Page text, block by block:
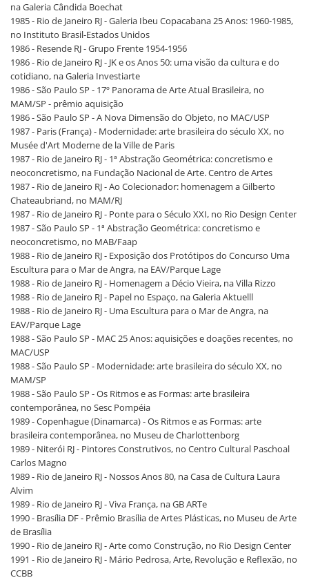
na Galeria Cândida Boechat
1985 - Rio de Janeiro RJ - Galeria Ibeu Copacabana 25 Anos: 1960-1985,
no Instituto Brasil-Estados Unidos
1986 - Resende RJ - Grupo Frente 1954-1956
1986 - Rio de Janeiro RJ - JK e os Anos 50: uma visão da cultura e do
cotidiano, na Galeria Investiarte
1986 - São Paulo SP - 17º Panorama de Arte Atual Brasileira, no
MAM/SP - prêmio aquisição
1986 - São Paulo SP - A Nova Dimensão do Objeto, no MAC/USP
1987 - Paris (França) - Modernidade: arte brasileira do século XX, no
Musée d'Art Moderne de la Ville de Paris
1987 - Rio de Janeiro RJ - 1ª Abstração Geométrica: concretismo e
neoconcretismo, na Fundação Nacional de Arte. Centro de Artes
1987 - Rio de Janeiro RJ - Ao Colecionador: homenagem a Gilberto
Chateaubriand, no MAM/RJ
1987 - Rio de Janeiro RJ - Ponte para o Século XXI, no Rio Design Center
1987 - São Paulo SP - 1ª Abstração Geométrica: concretismo e
neoconcretismo, no MAB/Faap
1988 - Rio de Janeiro RJ - Exposição dos Protótipos do Concurso Uma
Escultura para o Mar de Angra, na EAV/Parque Lage
1988 - Rio de Janeiro RJ - Homenagem a Décio Vieira, na Villa Rizzo
1988 - Rio de Janeiro RJ - Papel no Espaço, na Galeria Aktuelll
1988 - Rio de Janeiro RJ - Uma Escultura para o Mar de Angra, na
EAV/Parque Lage
1988 - São Paulo SP - MAC 25 Anos: aquisições e doações recentes, no
MAC/USP
1988 - São Paulo SP - Modernidade: arte brasileira do século XX, no
MAM/SP
1988 - São Paulo SP - Os Ritmos e as Formas: arte brasileira
contemporânea, no Sesc Pompéia
1989 - Copenhague (Dinamarca) - Os Ritmos e as Formas: arte
brasileira contemporânea, no Museu de Charlottenborg
1989 - Niterói RJ - Pintores Construtivos, no Centro Cultural Paschoal
Carlos Magno
1989 - Rio de Janeiro RJ - Nossos Anos 80, na Casa de Cultura Laura
Alvim
1989 - Rio de Janeiro RJ - Viva França, na GB ARTe
1990 - Brasília DF - Prêmio Brasília de Artes Plásticas, no Museu de Arte
de Brasília
1990 - Rio de Janeiro RJ - Arte como Construção, no Rio Design Center
1991 - Rio de Janeiro RJ - Mário Pedrosa, Arte, Revolução e Reflexão, no
CCBB